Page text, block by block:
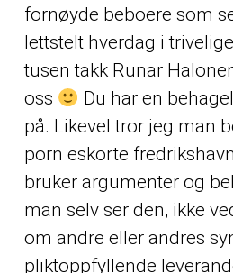
fornøyde beboere som
lettstelt hverdag i
tusen takk Runar
oss
Du har en
på. Likevel tror jeg man
porn eskorte
bruker argumenter og
man selv ser den, ikke
om andre eller andres
pliktoppfyllende